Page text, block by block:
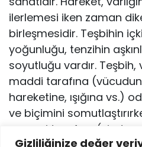
Gizliliğinize değer
ilerlemesi iken zaman
birleşmesidir. Teşbihin
yoğunluğu, tenzi­hin
soyutluğu vardır. Teşbih,
maddi tarafına
hareketine, ışığına vs.)
ve biçimini
manevi tarafına